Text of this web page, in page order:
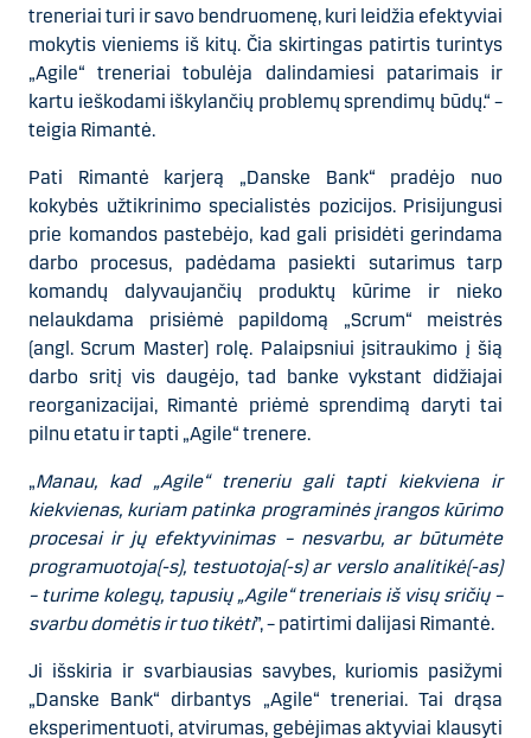
treneriai turi ir savo bendruomenę, kuri leidžia efektyviai
mokytis vieniems iš kitų. Čia skirtingas patirtis turintys
„Agile“ treneriai tobulėja dalindamiesi patarimais ir
kartu ieškodami iškylančių problemų sprendimų būdų.“ –
teigia Rimantė.
Pati Rimantė karjerą „Danske Bank“ pradėjo nuo
kokybės užtikrinimo specialistės pozicijos. Prisijungusi
prie komandos pastebėjo, kad gali prisidėti gerindama
darbo procesus, padėdama pasiekti sutarimus tarp
komandų dalyvaujančių produktų kūrime ir nieko
nelaukdama prisiėmė papildomą „Scrum“ meistrės
(angl. Scrum Master) rolę. Palaipsniui įsitraukimo į šią
darbo sritį vis daugėjo, tad banke vykstant didžiajai
reorganizacijai, Rimantė priėmė sprendimą daryti tai
pilnu etatu ir tapti „Agile“ trenere.
„Manau, kad „Agile“ treneriu gali tapti kiekviena ir
kiekvienas, kuriam patinka programinės įrangos kūrimo
procesai ir jų efektyvinimas – nesvarbu, ar būtumėte
programuotoja(-s), testuotoja(-s) ar verslo analitikė(-as)
– turime kolegų, tapusių „Agile“ treneriais iš visų sričių –
svarbu domėtis ir tuo tikėti”,– patirtimi dalijasi Rimantė.
Ji išskiria ir svarbiausias savybes, kuriomis pasižymi
„Danske Bank“ dirbantys „Agile“ treneriai. Tai drąsa
eksperimentuoti, atvirumas, gebėjimas aktyviai klausyti